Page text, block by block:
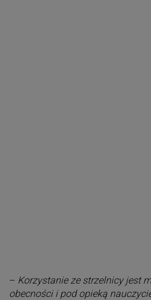
– Korzystanie ze strzelnicy jest
obecności i pod opieką